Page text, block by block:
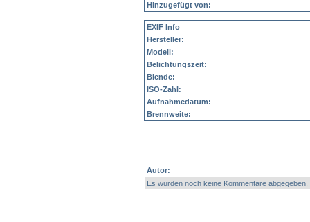
Hinzugefügt von:
EXIF Info
Hersteller:
Modell:
Belichtungszeit:
Blende:
ISO-Zahl:
Aufnahmedatum:
Brennweite:
Autor:
Es wurden noch keine Kommentare abgegeben.